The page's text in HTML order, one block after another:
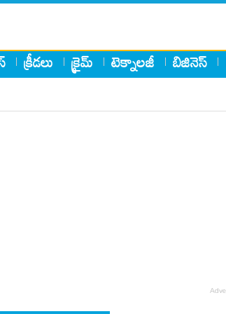
క్రీడలు క్రైమ్ టెక్నాలజీ బిజినెస్